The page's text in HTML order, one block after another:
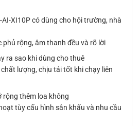
AI-XI10P có dùng cho hội trường, nhà
phủ rộng, âm thanh đều và rõ lời
ra sao khi dùng cho thuê
lượng, chịu tải tốt khi chạy liên
rộng thêm loa không
tùy cấu hình sân khấu và nhu cầu